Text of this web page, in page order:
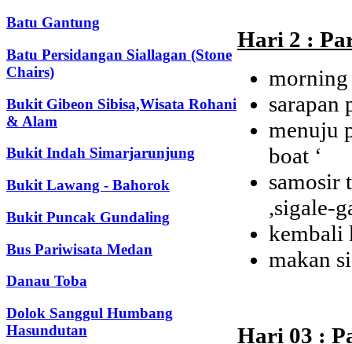
Batu Gantung
Batu Persidangan Siallagan (Stone
Chairs)
Bukit Gibeon Sibisa,Wisata Rohani
& Alam
Bukit Indah Simarjarunjung
Bukit Lawang - Bahorok
Bukit Puncak Gundaling
Bus Pariwisata Medan
Danau Toba
Dolok Sanggul Humbang
Hasundutan
Hari 2 :
morning
sarapan
menuju
boat ‘
samosir
,sigale-
kembali
makan
Hari 03 :